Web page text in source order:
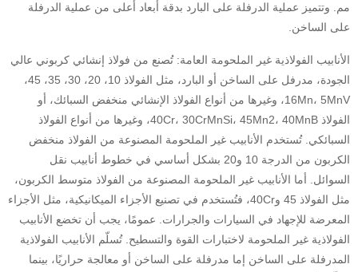
مم. وتتميز عملية الدرفلة على البارد بدقة أبعاد أعلى من عملية الدرفلة
على الساخن.
الأنابيب الفولاذية غير الملحومة العامة: تُصنع من فولاذ إنشائي كربوني عالي
الجودة، مدرفل على الساخن أو البارد، مثل الفولاذ 10، 20، 30، 35، 45،
16Mn، 5MnV، وغيرها من أنواع الفولاذ الإنشائي منخفض السبائك، أو
الفولاذ 40Cr، 30CrMnSi، 45Mn2، 40MnB، وغيرها من أنواع الفولاذ
السبائكي. تُستخدم الأنابيب غير الملحومة المصنوعة من الفولاذ منخفض
الكربون من الدرجة 10 و20 بشكل أساسي في خطوط أنابيب نقل
السوائل. أما الأنابيب غير الملحومة المصنوعة من الفولاذ متوسط ​​الكربون،
مثل الفولاذ 45 و40Cr، فتُستخدم في تصنيع الأجزاء الميكانيكية، مثل الأجزاء
المعرضة للإجهاد في السيارات والجرارات. عمومًا، يجب أن تخضع الأنابيب
الفولاذية غير الملحومة لاختبارات القوة والتسطيح. تُسلّم الأنابيب الفولاذية
المدرفلة على الساخن إما مدرفلة على الساخن أو معالجة حراريًا، بينما